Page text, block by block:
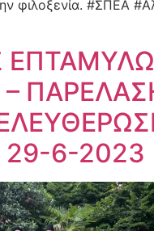
φιλοξενία. #ΣΠΕΑ
6-2023